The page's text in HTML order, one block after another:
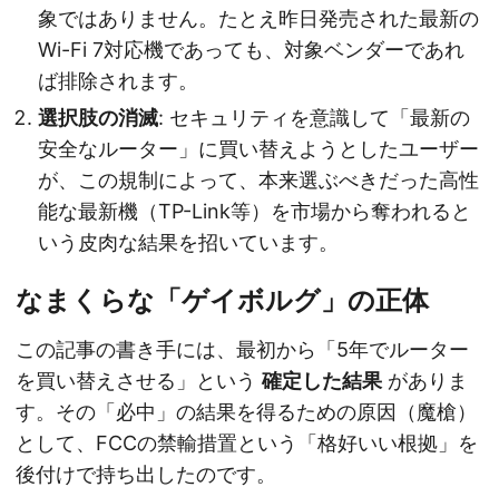
象ではありません。たとえ昨日発売された最新の
Wi-Fi 7対応機であっても、対象ベンダーであれ
ば排除されます。
選択肢の消滅: セキュリティを意識して「最新の
安全なルーター」に買い替えようとしたユーザー
が、この規制によって、本来選ぶべきだった高性
能な最新機（TP-Link等）を市場から奪われると
いう皮肉な結果を招いています。
なまくらな「ゲイボルグ」の正体
この記事の書き手には、最初から「5年でルーター
を買い替えさせる」という確定した結果 がありま
す。その「必中」の結果を得るための原因（魔槍）
として、FCCの禁輸措置という「格好いい根拠」を
後付けで持ち出したのです。